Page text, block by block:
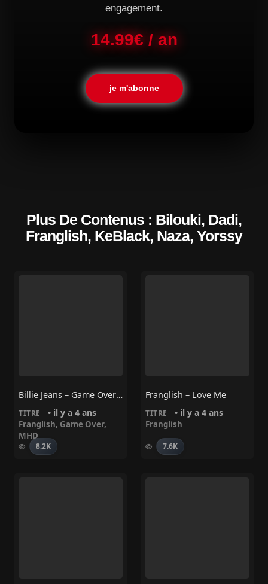
engagement.
14.99€ / an
je m'abonne
Plus De Contenus : Bilouki, Dadi,
Franglish, KeBlack, Naza, Yorssy
Billie Jeans – Game Over Feat MHD, Franglish
TITRE • il y a 4 ans
Franglish, Game Over,
MHD
8.2K
Franglish – Love Me
TITRE • il y a 4 ans
Franglish
7.6K